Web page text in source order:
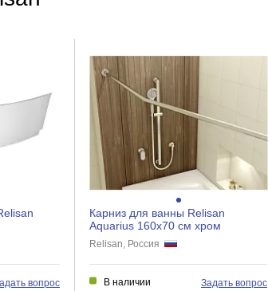
вопрос
Карниз для ванны Relisan
Aquarius 160x70 см хром
Relisan, Россия
В наличии Задать вопрос